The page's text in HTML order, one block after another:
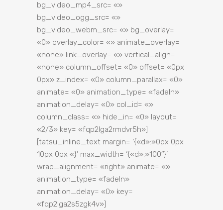
bg_video_mp4_src= «»
bg_video_ogg_src= «»
bg_video_webm_src= «» bg_overlay=
«0» overlay_color= «» animate_overlay=
«none» link_overlay= «» vertical_align=
«none» column_offset= «0» offset= «0px
0px» z_index= «0» column_parallax= «0»
animate= «0» animation_type= «fadeIn»
animation_delay= «0» col_id= «»
column_class= «» hide_in= «0» layout=
«2/3» key= «fqp2lga2rmdvr5h»]
[tatsu_inline_text margin= ‘{«d»:»0px 0px
10px 0px «}’ max_width= ‘{«d»:»100″}’
wrap_alignment= «right» animate= «»
animation_type= «fadeIn»
animation_delay= «0» key=
«fqp2lga2s5zgk4v»]